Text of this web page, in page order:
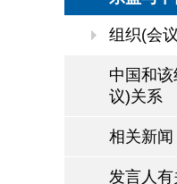
组织(会
中国和
议)关系
相关新闻
发言人